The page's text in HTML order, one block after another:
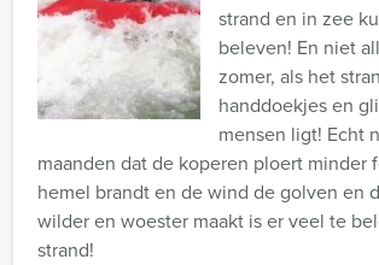
strand en in zee
beleven! En niet
zomer, als het
handdoekjes en
mensen ligt! Echt
maanden dat de koperen ploert minder
hemel brandt en de wind de golven en
wilder en woester maakt is er veel te
strand!